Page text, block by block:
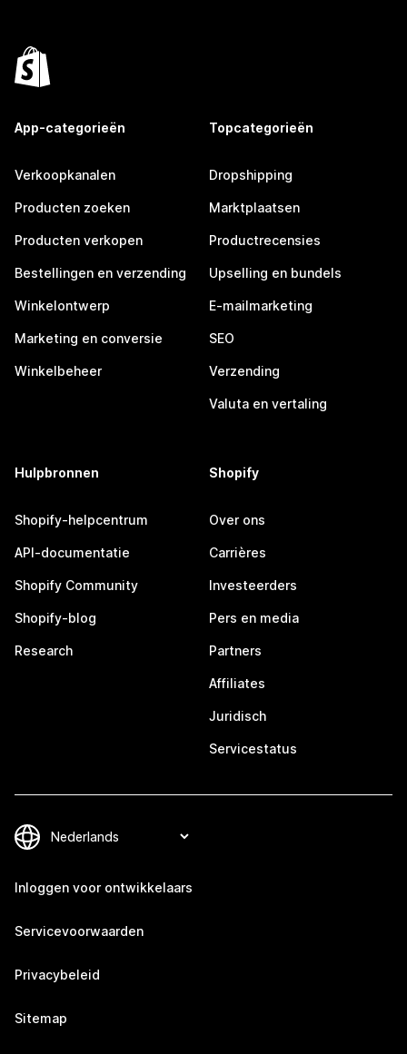
App-categorieën
Verkoopkanalen
Producten zoeken
Producten verkopen
Bestellingen en verzending
Winkelontwerp
Marketing en conversie
Winkelbeheer
Topcategorieën
Dropshipping
Marktplaatsen
Productrecensies
Upselling en bundels
E-mailmarketing
SEO
Verzending
Valuta en vertaling
Hulpbronnen
Shopify-helpcentrum
API-documentatie
Shopify Community
Shopify-blog
Research
Shopify
Over ons
Carrières
Investeerders
Pers en media
Partners
Affiliates
Juridisch
Servicestatus
Inloggen voor ontwikkelaars
Servicevoorwaarden
Privacybeleid
Sitemap